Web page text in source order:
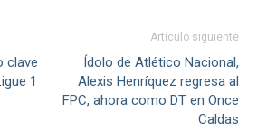
clave
1
Artículo siguiente
Ídolo de Atlético Nacional,
Alexis Henríquez regresa al
FPC, ahora como DT en Once
Caldas